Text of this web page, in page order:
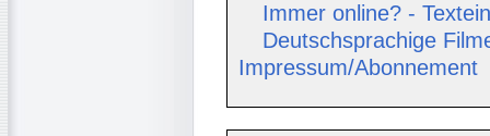
Immer online? -
Deutschsprachige
Impressum/Abonnement